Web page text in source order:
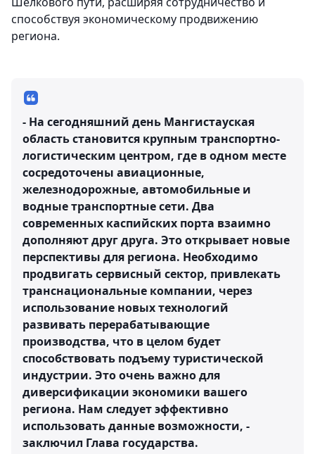
способствуя экономическому продвижению
региона.
- На сегодняшний день Мангистауская
область становится крупным транспортно-
логистическим центром, где в одном месте
сосредоточены авиационные,
железнодорожные, автомобильные и
водные транспортные сети. Два
современных каспийских порта взаимно
дополняют друг друга. Это открывает новые
перспективы для региона. Необходимо
продвигать сервисный сектор, привлекать
транснациональные компании, через
использование новых технологий
развивать перерабатывающие
производства, что в целом будет
способствовать подъему туристической
индустрии. Это очень важно для
диверсификации экономики вашего
региона. Нам следует эффективно
использовать данные возможности, -
заключил Глава государства.